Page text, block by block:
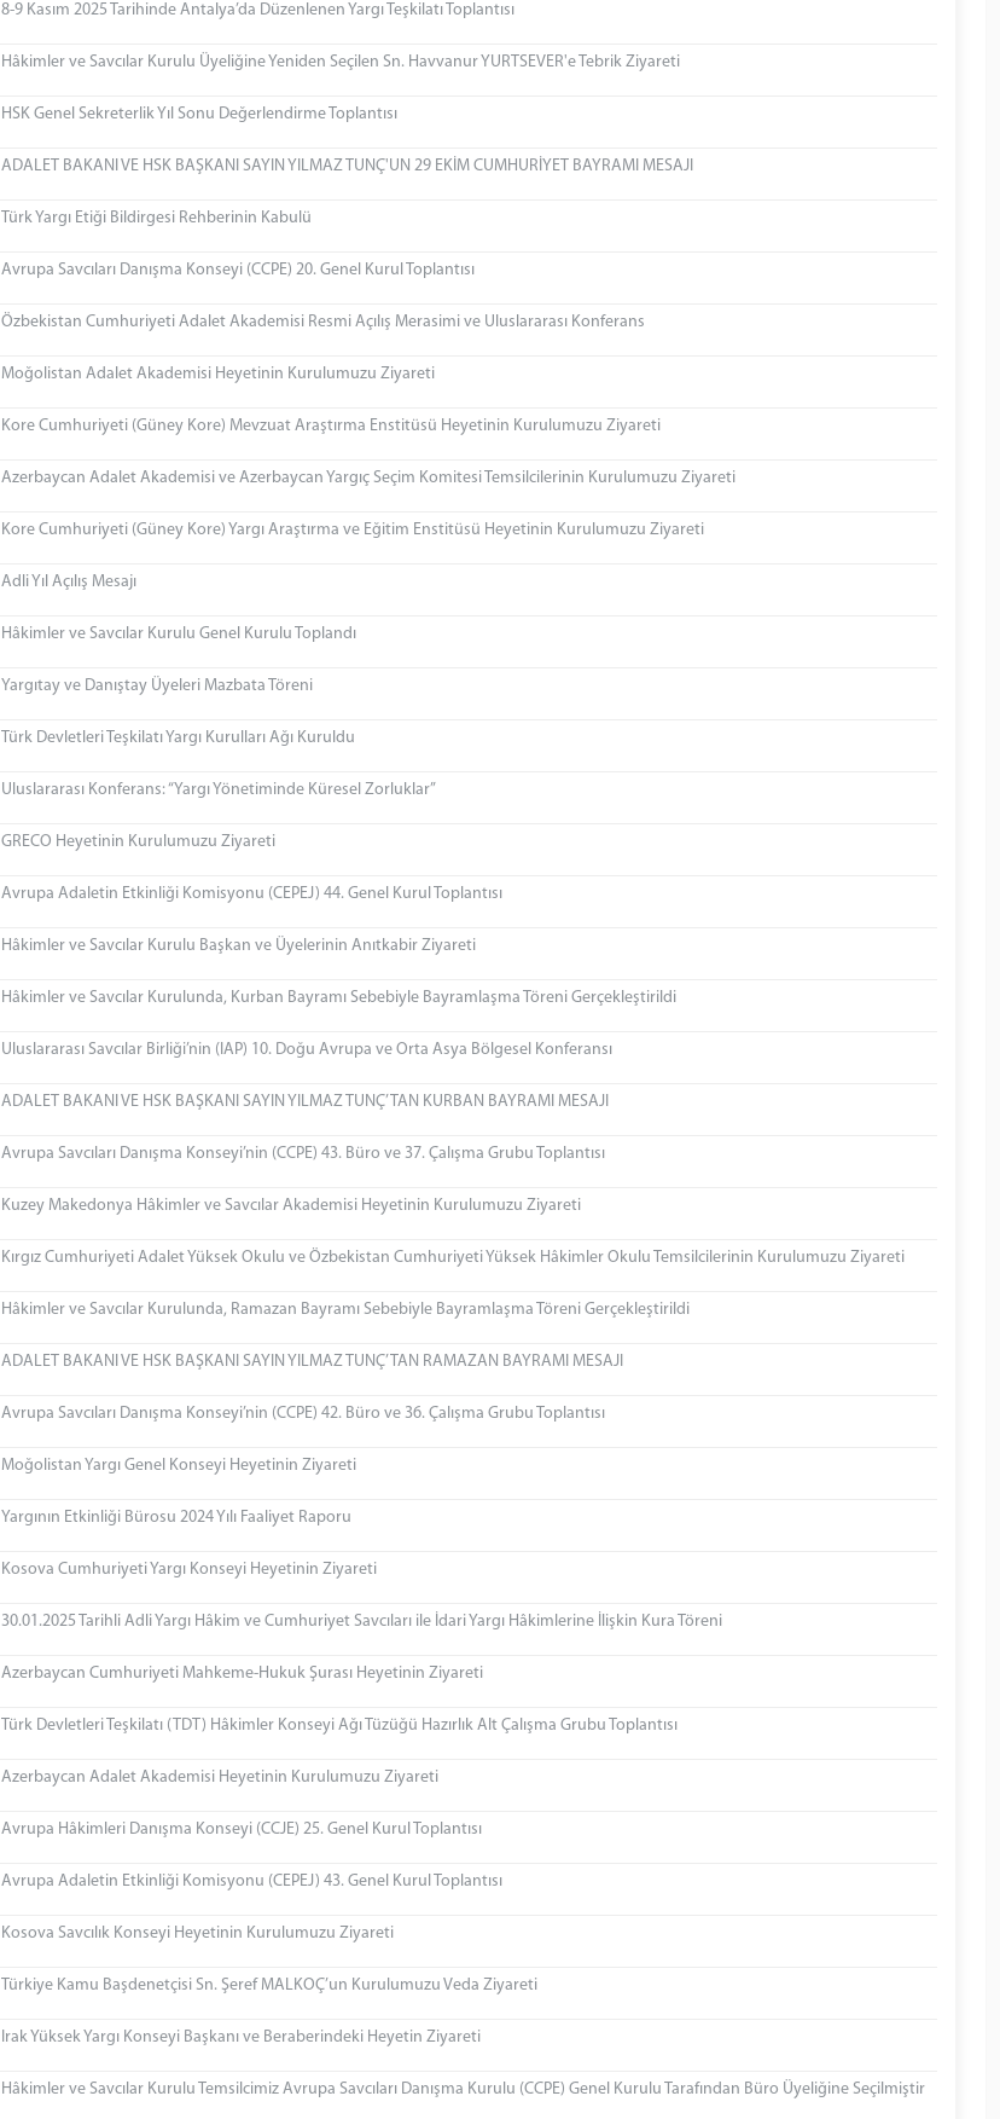
8-9 Kasım 2025 Tarihinde Antalya’da Düzenlenen Yargı Teşkilatı Toplantısı
Hâkimler ve Savcılar Kurulu Üyeliğine Yeniden Seçilen Sn. Havvanur YURTSEVER'e Tebrik Ziyareti
HSK Genel Sekreterlik Yıl Sonu Değerlendirme Toplantısı
ADALET BAKANI VE HSK BAŞKANI SAYIN YILMAZ TUNÇ'UN 29 EKİM CUMHURİYET BAYRAMI MESAJI
Türk Yargı Etiği Bildirgesi Rehberinin Kabulü
Avrupa Savcıları Danışma Konseyi (CCPE) 20. Genel Kurul Toplantısı
Özbekistan Cumhuriyeti Adalet Akademisi Resmi Açılış Merasimi ve Uluslararası Konferans
Moğolistan Adalet Akademisi Heyetinin Kurulumuzu Ziyareti
Kore Cumhuriyeti (Güney Kore) Mevzuat Araştırma Enstitüsü Heyetinin Kurulumuzu Ziyareti
Azerbaycan Adalet Akademisi ve Azerbaycan Yargıç Seçim Komitesi Temsilcilerinin Kurulumuzu Ziyareti
Kore Cumhuriyeti (Güney Kore) Yargı Araştırma ve Eğitim Enstitüsü Heyetinin Kurulumuzu Ziyareti
Adli Yıl Açılış Mesajı
Hâkimler ve Savcılar Kurulu Genel Kurulu Toplandı
Yargıtay ve Danıştay Üyeleri Mazbata Töreni
Türk Devletleri Teşkilatı Yargı Kurulları Ağı Kuruldu
Uluslararası Konferans: “Yargı Yönetiminde Küresel Zorluklar”
GRECO Heyetinin Kurulumuzu Ziyareti
Avrupa Adaletin Etkinliği Komisyonu (CEPEJ) 44. Genel Kurul Toplantısı
Hâkimler ve Savcılar Kurulu Başkan ve Üyelerinin Anıtkabir Ziyareti
Hâkimler ve Savcılar Kurulunda, Kurban Bayramı Sebebiyle Bayramlaşma Töreni Gerçekleştirildi
Uluslararası Savcılar Birliği’nin (IAP) 10. Doğu Avrupa ve Orta Asya Bölgesel Konferansı
ADALET BAKANI VE HSK BAŞKANI SAYIN YILMAZ TUNÇ’TAN KURBAN BAYRAMI MESAJI
Avrupa Savcıları Danışma Konseyi’nin (CCPE) 43. Büro ve 37. Çalışma Grubu Toplantısı
Kuzey Makedonya Hâkimler ve Savcılar Akademisi Heyetinin Kurulumuzu Ziyareti
Kırgız Cumhuriyeti Adalet Yüksek Okulu ve Özbekistan Cumhuriyeti Yüksek Hâkimler Okulu Temsilcilerinin Kurulumuzu Ziyareti
Hâkimler ve Savcılar Kurulunda, Ramazan Bayramı Sebebiyle Bayramlaşma Töreni Gerçekleştirildi
ADALET BAKANI VE HSK BAŞKANI SAYIN YILMAZ TUNÇ’TAN RAMAZAN BAYRAMI MESAJI
Avrupa Savcıları Danışma Konseyi’nin (CCPE) 42. Büro ve 36. Çalışma Grubu Toplantısı
Moğolistan Yargı Genel Konseyi Heyetinin Ziyareti
Yargının Etkinliği Bürosu 2024 Yılı Faaliyet Raporu
Kosova Cumhuriyeti Yargı Konseyi Heyetinin Ziyareti
30.01.2025 Tarihli Adli Yargı Hâkim ve Cumhuriyet Savcıları ile İdari Yargı Hâkimlerine İlişkin Kura Töreni
Azerbaycan Cumhuriyeti Mahkeme-Hukuk Şurası Heyetinin Ziyareti
Türk Devletleri Teşkilatı (TDT) Hâkimler Konseyi Ağı Tüzüğü Hazırlık Alt Çalışma Grubu Toplantısı
Azerbaycan Adalet Akademisi Heyetinin Kurulumuzu Ziyareti
Avrupa Hâkimleri Danışma Konseyi (CCJE) 25. Genel Kurul Toplantısı
Avrupa Adaletin Etkinliği Komisyonu (CEPEJ) 43. Genel Kurul Toplantısı
Kosova Savcılık Konseyi Heyetinin Kurulumuzu Ziyareti
Türkiye Kamu Başdenetçisi Sn. Şeref MALKOÇ’un Kurulumuzu Veda Ziyareti
Irak Yüksek Yargı Konseyi Başkanı ve Beraberindeki Heyetin Ziyareti
Hâkimler ve Savcılar Kurulu Temsilcimiz Avrupa Savcıları Danışma Kurulu (CCPE) Genel Kurulu Tarafından Büro Üyeliğine Seçilmiştir